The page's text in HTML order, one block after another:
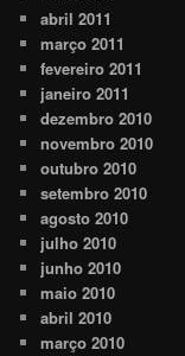
abril 2011
março 2011
fevereiro 2011
janeiro 2011
dezembro 2010
novembro 2010
outubro 2010
setembro 2010
agosto 2010
julho 2010
junho 2010
maio 2010
abril 2010
março 2010